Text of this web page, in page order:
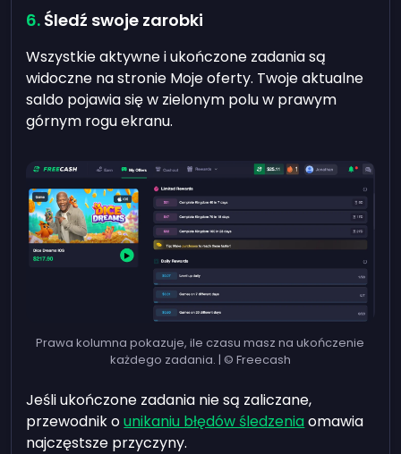
Śledź swoje zarobki
Wszystkie aktywne i ukończone zadania są
widoczne na stronie Moje oferty. Twoje aktualne
saldo pojawia się w zielonym polu w prawym
górnym rogu ekranu.
Prawa kolumna pokazuje, ile czasu masz na ukończenie
każdego zadania. | © Freecash
Jeśli ukończone zadania nie są zaliczane,
przewodnik ounikaniu błędów śledzeniaomawia
najczęstsze przyczyny.